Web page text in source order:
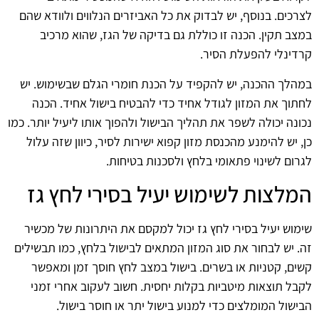
לצרכים. בנוסף, יש לבדוק את כל האביזרים הנלווים ולוודא שהם
במצב תקין. הכנה זו כוללת גם בדיקה של הגז, שהוא מרכיב
קרדינלי להפעלת הסיר.
במהלך ההכנה, יש להקפיד על הכנת חומרי הגלם שבשימוש. יש
לחתוך את המזון לגודל אחיד כדי להבטיח בישול אחיד. הכנה
נכונה יכולה לשפר את תהליך הבישול ולהפוך אותו ליעיל יותר. כמו
כן, יש להימנע מהכנסת מזון קפוא ישירות לסיר, כיוון שזה עלול
לגרום לשינוי פתאומי בלחץ ולסכנות בטיחות.
המלצות לשימוש יעיל בסירי לחץ גז
שימוש יעיל בסירי לחץ גז יכול למקסם את היתרונות של מכשיר
זה. יש לבחור את סוג המזון המתאים לבישול בלחץ, כמו תבשילים
קשים, קטניות או בשרים. בישול במצב לחץ חוסך זמן ומאפשר
לקבל תוצאות מיטביות בקלות יחסית. חשוב לעקוב אחרי זמני
הבישול המומלצים כדי למנוע בישול יתר או חוסר בישול.